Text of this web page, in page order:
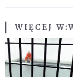
WIĘCEJ W: